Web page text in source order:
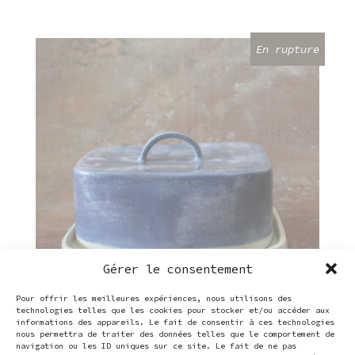
Gérer le consentement
Pour offrir les meilleures expériences, nous utilisons des
technologies telles que les cookies pour stocker et/ou accéder aux
informations des appareils. Le fait de consentir à ces technologies
nous permettra de traiter des données telles que le comportement de
navigation ou les ID uniques sur ce site. Le fait de ne pas
a
plusieurs
sur
la
page
produit
Beurrier grès avec poignée